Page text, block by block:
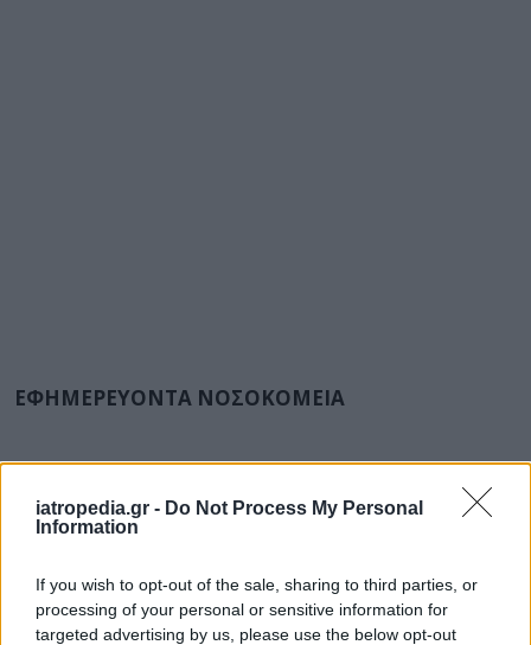
iatropedia.gr - Do Not Process My Personal
Information
If you wish to opt-out of the sale, sharing to third parties, or
processing of your personal or sensitive information for
targeted advertising by us, please use the below opt-out
ΕΦΗΜΕΡΕΥΟΝΤΑ ΝΟΣΟΚΟΜΕΙΑ
Δείτε ποιάνοσοκομείαεφημερεύουν